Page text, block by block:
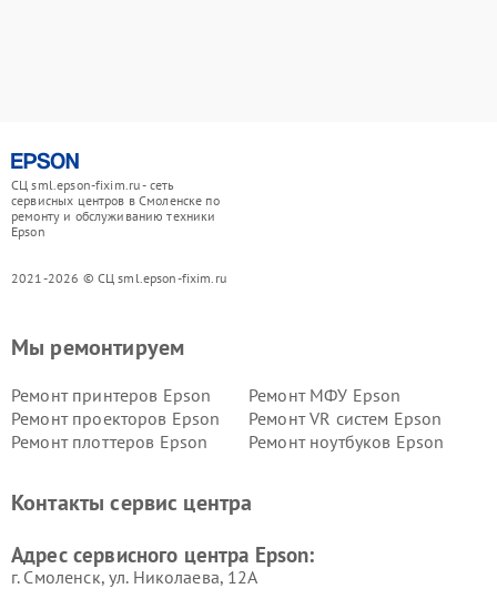
СЦ sml.epson-fixim.ru - сеть
сервисных центров в Смоленске по
ремонту и обслуживанию техники
Epson
2021-2026 © СЦ sml.epson-fixim.ru
Мы ремонтируем
Ремонт принтеров Epson
Ремонт МФУ Epson
Ремонт проекторов Epson
Ремонт VR систем Epson
Ремонт плоттеров Epson
Ремонт ноутбуков Epson
Контакты сервис центра
Адрес сервисного центра Epson:
г. Смоленск, ул. Николаева, 12А